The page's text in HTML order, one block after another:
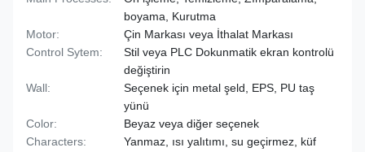
boyama, Kurutma
Motor:
Çin Markası veya İthalat Markası
Control Sytem:
Stil veya PLC Dokunmatik ekran kontrolü
değiştirin
Wall:
Seçenek için metal şeld, EPS, PU taş
yünü
Color:
Beyaz veya diğer seçenek
Characters:
Yanmaz, ısı yalıtımı, su geçirmez, küf